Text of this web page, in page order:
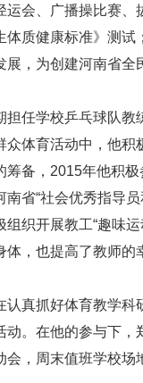
运会、广播操比赛
体质健康标准》测
展，为创建河南省全
担任学校乒乓球队
众体育活动中，他积
备， 2015年他积极
省“社会优秀指导
织开展教工“趣味
，也提高了教师的
认真抓好体育教学
动。在他的参与下，
会，周末值班学校